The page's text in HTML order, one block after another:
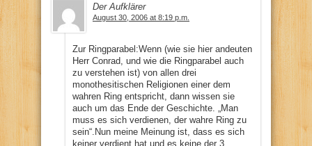
Der Aufklärer
August 30, 2006 at 8:19 p.m.
Zur Ringparabel:Wenn (wie sie hier andeuten
Herr Conrad, und wie die Ringparabel auch
zu verstehen ist) von allen drei
monothesitischen Religionen einer dem
wahren Ring entspricht, dann wissen sie
auch um das Ende der Geschichte. „Man
muss es sich verdienen, der wahre Ring zu
sein“.Nun meine Meinung ist, dass es sich
keiner verdient hat und es keine der 3